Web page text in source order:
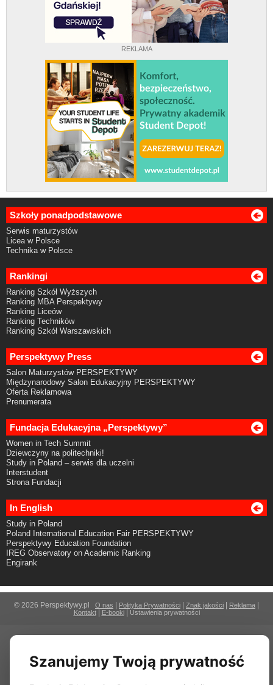
REKLAMA
Szkoły ponadpodstawowe
Serwis maturzystów
Licea w Polsce
Technika w Polsce
Rankingi
Ranking Szkół Wyższych
Ranking MBA Perspektywy
Ranking Liceów
Ranking Techników
Ranking Szkół Warszawskich
Perspektywy Press
Salon Maturzystów PERSPEKTYWY
Międzynarodowy Salon Edukacyjny PERSPEKTYWY
Oferta Reklamowa
Prenumerata
Fundacja Edukacyjna „Perspektywy”
Women in Tech Summit
Dziewczyny na politechniki!
Study in Poland – serwis dla uczelni
Interstudent
Strona Fundacji
In English
Study in Poland
Poland International Education Fair PERSPEKTYWY
Perspektywy Education Foundation
IREG Observatory on Academic Ranking
Engirank
© 2026 Perspektywy.pl O nas Polityka Prywatności Znak jakości Reklama
Kontakt| E-booki| Ustawienia prywatności
Szanujemy Twoją prywatność